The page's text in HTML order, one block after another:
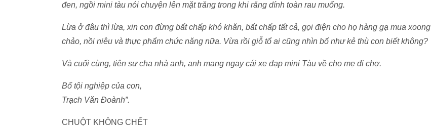
đen, ngồi mini tàu nói chuyện lên mặt trăng trong khi răng dính toàn rau muống.
Lừa ở đâu thì lừa, xin con đừng bất chấp khó khăn, bất chấp tất cả, gọi điện cho họ hàng gạ mua xoong
chảo, nồi niêu và thực phẩm chức năng nữa. Vừa rồi giỗ tổ ai cũng nhìn bố như kẻ thù con biết không?
Và cuối cùng, tiên sư cha nhà anh, anh mang ngay cái xe đạp mini Tàu về cho mẹ đi chợ.
Bố tội nghiệp của con,
Trạch Văn Đoành”.
CHUỘT KHÔNG CHẾT